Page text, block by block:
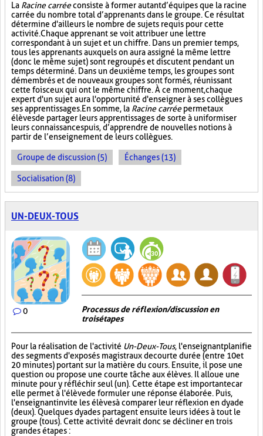
La Racine carréeconsiste à former autant d’équipes que la racine
carrée du nombre total d’apprenants dans le groupe. Ce résultat
détermine d'ailleurs le nombre de sujets requis pour cette
activité. Chaque apprenant se voit attribuer une lettre
correspondant à un sujet et un chiffre. Dans un premier temps,
tous les apprenants auxquels on aura assigné la même lettre
(donc le même sujet) sont regroupés et discutent pendant un
temps déterminé. Dans un deuxième temps, les groupes sont
démembrés et de nouveaux groupes sont formés, réunissant
cette fois ceux qui ont le même chiffre. À ce moment, chaque
expert d'un sujet aura l'opportunité d'enseigner à ses collègues
ses apprentissages. En somme, la Racine carréepermet aux
élèves de partager leurs apprentissages de sorte à uniformiser
leurs connaissances puis, d’apprendre de nouvelles notions à
partir de l’enseignement de leurs collègues.
Groupe de discussion (5) Échanges (13)
Socialisation (8)
UN-DEUX-TOUS
0
Processus de réflexion/discussion en
trois étapes
Pour la réalisation de l'activité Un-Deux-Tous, l'enseignant planifie
des segments d'exposés magistraux de courte durée (entre 10 et
20 minutes) portant sur la matière du cours. Ensuite, il pose une
question ou propose une courte tâche aux élèves. Il alloue une
minute pour y réfléchir seul (un). Cette étape est importante car
elle permet à l'élève de formuler une réponse élaborée. Puis,
l'enseignant invite les élèves à comparer leur réflexion en dyade
(deux). Quelques dyades partagent ensuite leurs idées à tout le
groupe (tous). Cette activité devrait donc se décliner en trois
grandes étapes :